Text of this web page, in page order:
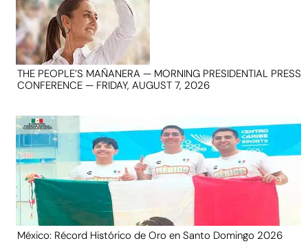
THE PEOPLE’S MAÑANERA — MORNING PRESIDENTIAL PRESS
CONFERENCE — FRIDAY, AUGUST 7, 2026
México: Récord Histórico de Oro en Santo Domingo 2026